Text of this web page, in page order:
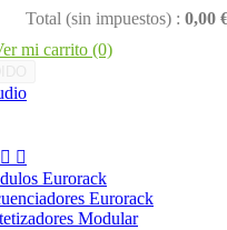
Total (sin impuestos) : 0,00
mi carrito (0)
 
Eurorack
Eurorack
Modular